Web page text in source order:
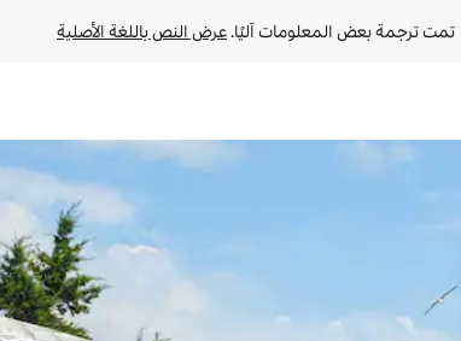
تمت ترجمة بعض المعلومات آليًا. عرض النص باللغة الأصلية